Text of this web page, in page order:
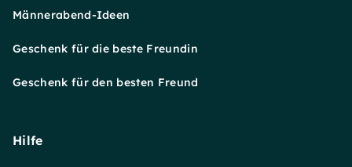
Männerabend-Ideen
Geschenk für die beste Freundin
Geschenk für den besten Freund
Hilfe